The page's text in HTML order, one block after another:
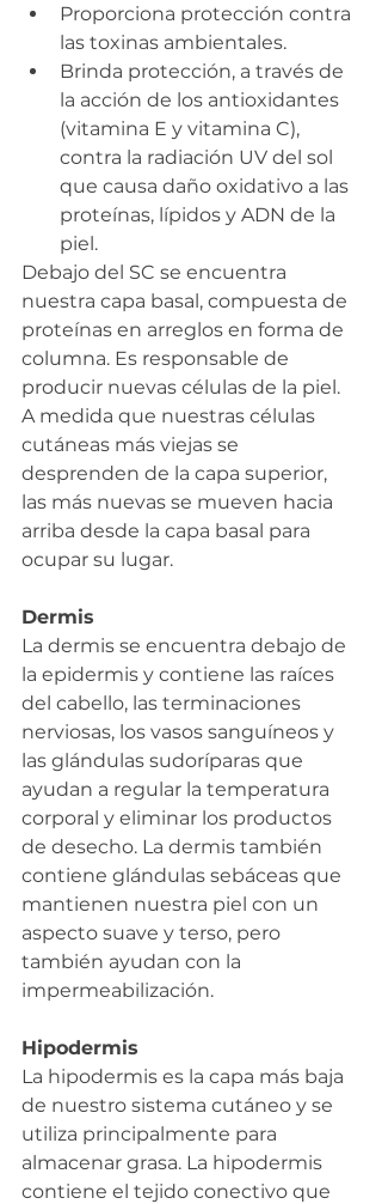
Proporciona protección contra
las toxinas ambientales.
Brinda protección, a través de
la acción de los antioxidantes
(vitamina E y vitamina C),
contra la radiación UV del sol
que causa daño oxidativo a las
proteínas, lípidos y ADN de la
piel.
Debajo del SC se encuentra
nuestra capa basal, compuesta de
proteínas en arreglos en forma de
columna. Es responsable de
producir nuevas células de la piel.
A medida que nuestras células
cutáneas más viejas se
desprenden de la capa superior,
las más nuevas se mueven hacia
arriba desde la capa basal para
ocupar su lugar.
Dermis
La dermis se encuentra debajo de
la epidermis y contiene las raíces
del cabello, las terminaciones
nerviosas, los vasos sanguíneos y
las glándulas sudoríparas que
ayudan a regular la temperatura
corporal y eliminar los productos
de desecho. La dermis también
contiene glándulas sebáceas que
mantienen nuestra piel con un
aspecto suave y terso, pero
también ayudan con la
impermeabilización.
Hipodermis
La hipodermis es la capa más baja
de nuestro sistema cutáneo y se
utiliza principalmente para
almacenar grasa. La hipodermis
contiene el tejido conectivo que